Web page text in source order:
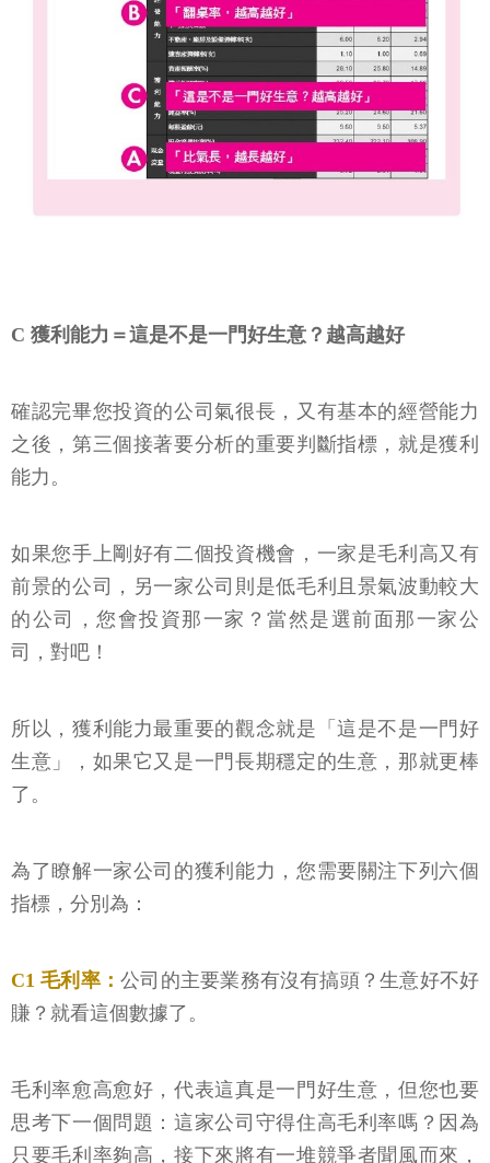
C 獲利能力＝這是不是一門好生意？越高越好
確認完畢您投資的公司氣很長，又有基本的經營能力
之後，第三個接著要分析的重要判斷指標，就是獲利
能力。
如果您手上剛好有二個投資機會，一家是毛利高又有
前景的公司，另一家公司則是低毛利且景氣波動較大
的公司，您會投資那一家？當然是選前面那一家公
司，對吧！
所以，獲利能力最重要的觀念就是「這是不是一門好
生意」，如果它又是一門長期穩定的生意，那就更棒
了。
為了瞭解一家公司的獲利能力，您需要關注下列六個
指標，分別為：
C1 毛利率：公司的主要業務有沒有搞頭？生意好不好
賺？就看這個數據了。
毛利率愈高愈好，代表這真是一門好生意，但您也要
思考下一個問題：這家公司守得住高毛利率嗎？因為
只要毛利率夠高，接下來將有一堆競爭者聞風而來，